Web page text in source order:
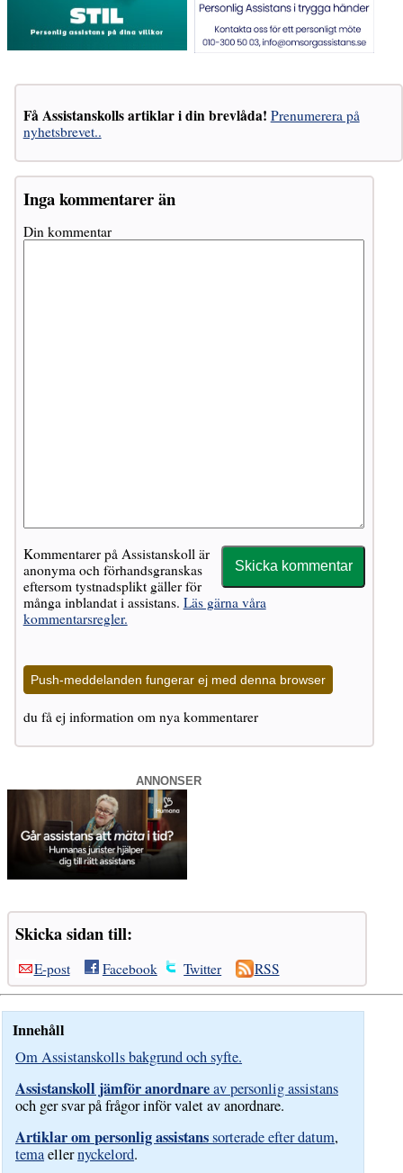
Få Assistanskolls artiklar i din brevlåda! Prenumerera på
nyhetsbrevet..
Inga kommentarer än
Din kommentar
Kommentarer på Assistanskoll är
anonyma och förhandsgranskas
eftersom tystnadsplikt gäller för
många inblandat i assistans. Läs gärna våra
kommentarsregler.
Push-meddelanden fungerar ej med denna browser
du få ej information om nya kommentarer
ANNONSER
Skicka sidan till:
E-post Facebook Twitter RSS
Innehåll
Om Assistanskolls bakgrund och syfte.
Assistanskoll jämför anordnareav personlig assistans
och ger svar på frågor inför valet av anordnare.
Artiklar om personlig assistanssorterade efter datum,
temaellernyckelord.